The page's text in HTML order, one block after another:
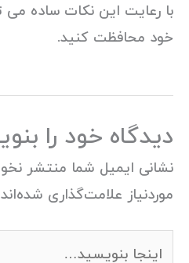
با رعایت این نکات ساده می
خود محافظت کنید.
دیدگاه‌ خود را
نشانی ایمیل شما منتشر
موردنیاز علامت‌گذاری شده‌اند